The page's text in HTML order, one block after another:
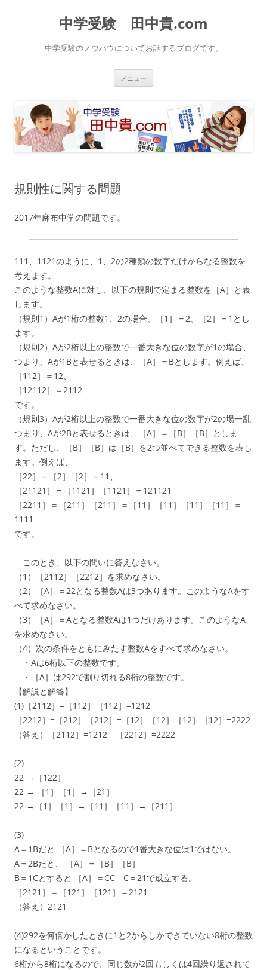
中学受験 田中貴.com
中学受験のノウハウについてお話するブログです。
メニュー
ス
キ
ッ
プ
規則性に関する問題
2017年麻布中学の問題です。
111、1121のように、1、2の2種類の数字だけからなる整数を
考えます。
このような整数Aに対し、以下の規則で定まる整数を［A］と表
します。
（規則1）Aが1桁の整数1、2の場合、［1］＝2、［2］＝1とし
ます。
（規則2）Aが2桁以上の整数で一番大きな位の数字が1の場合、
つまり、Aが1Bと表せるときは、［A］＝Bとします。例えば、
［112］＝12、
［12112］＝2112
です。
（規則3）Aが2桁以上の整数で一番大きな位の数字が2の場一乱
つまり、Aが2Bと表せるときは、［A］＝［B］［B］としま
す。ただし、［B］［B］は［B］を2つ並べてできる整数を表し
ます。例えば、
［22］＝［2］［2］＝11、
［21121］＝［1121］［1121］＝121121
［2211］＝［211］［211］＝［11］［11］［11］［11］＝
1111
です。
このとき、以下の問いに答えなさい。
（1）［2112］［2212］を求めなさい。
（2）［A］＝22となる整数Aは3つあります。このようなAをす
べて求めなさい。
（3）［A］＝Aとなる整数Aは1つだけあります。このようなA
を求めなさい。
（4）次の条件をともにみたす整数Aをすべて求めなさい。
・Aは6桁以下の整数です。
・［A］は292で割り切れる8桁の整数です。
【解説と解答】
(1)［2112］=［112］［112］=1212
［2212］=［212］［212］=［12］［12］［12］［12］=2222
（答え）［2112］=1212 ［2212］=2222
(2)
22 →［122］
22 → ［1］［1］→［21］
22 →［1］［1］→［11］［11］→［211］
(3)
A＝1Bだと ［A］＝Bとなるので1番大きな位は1ではない。
A＝2Bだと、 ［A］＝［B］［B］
B＝1Cとすると ［A］＝CC C＝21で成立する。
［2121］＝［121］［121］＝2121
（答え）2121
(4)292を何倍かしたときに1と2からしかできていない8桁の整数
になるということです。
6桁から8桁になるので、同じ数が2回もしくは4回繰り返されて